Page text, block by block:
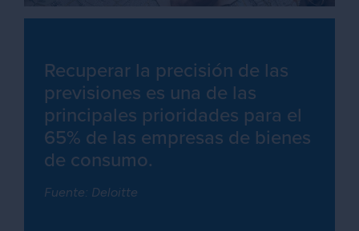
Recuperar la precisión de las
previsiones es una de las
principales prioridades para el
65% de las empresas de bienes
de consumo.
Fuente: Deloitte